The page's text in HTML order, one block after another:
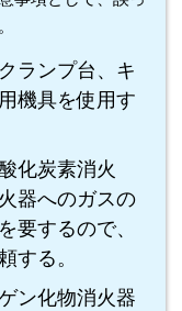
ランプ台、キ
機具を使用す
化炭素消火
器へのガスの
要するので、
する。
ン化物消火器